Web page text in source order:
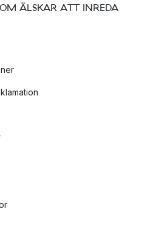
ÄLSKAR ATT INREDA